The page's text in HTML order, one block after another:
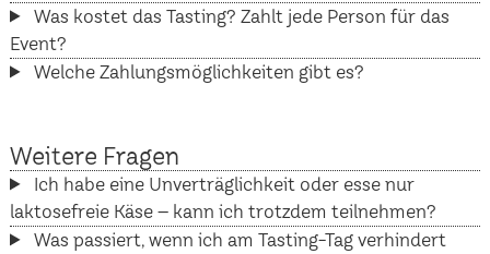
Was kostet das Tasting? Zahlt jede Person für das
Event?
Welche Zahlungsmöglichkeiten gibt es?
Weitere Fragen
Ich habe eine Unverträglichkeit oder esse nur
laktosefreie Käse – kann ich trotzdem teilnehmen?
Was passiert, wenn ich am Tasting-Tag verhindert